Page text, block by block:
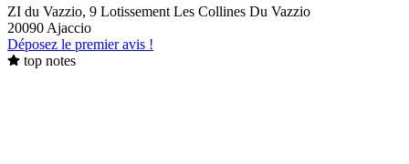
ZI du Vazzio, 9 Lotissement Les Collines Du Vazzio
20090 Ajaccio
Déposez le premier avis !
top notes